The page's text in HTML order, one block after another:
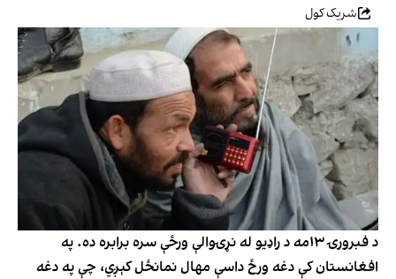
شریک کول
د فبرورۍ ۱۳مه د راډیو له نړۍوالې ورځې سره برابره ده. په
افغانستان کې دغه ورځ داسې مهال نمانځل کېږي، چې په دغه